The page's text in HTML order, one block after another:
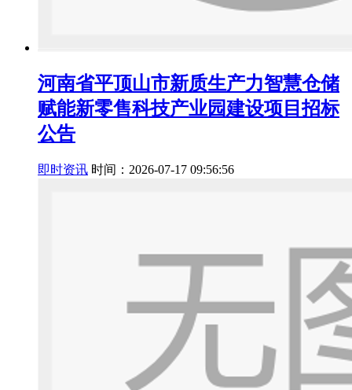
河南省平顶山市新质生产力智慧仓储
赋能新零售科技产业园建设项目招标
公告
即时资讯 时间：2026-07-17 09:56:56